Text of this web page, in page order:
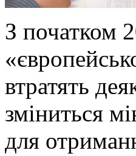
З початком
втратять
зміниться
для